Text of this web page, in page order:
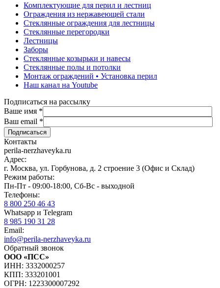
Комплектующие для перил и лестниц
Ограждения из нержавеющей стали
Стеклянные ограждения для лестницы
Стеклянные перегородки
Лестницы
Заборы
Стеклянные козырьки и навесы
Стеклянные полы и потолки
Монтаж ограждений • Установка перил
Наш канал на Youtube
Подписаться на рассылку
Ваше имя *
Ваш email *
Контакты
perila-nerzhaveyka.ru
Адрес:
г. Москва, ул. Горбунова, д. 2 строение 3 (Офис и Склад)
Режим работы:
Пн-Пт - 09:00-18:00, Сб-Вс - выходной
Телефоны:
8 800 250 46 43
Whatsapp и Telegram
8 985 190 31 28
Email:
info@perila-nerzhaveyka.ru
Обратный звонок
ООО «ПСС»
ИНН: 3332000257
КПП: 333201001
ОГРН: 1223300007292